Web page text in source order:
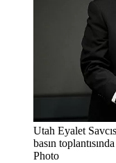
Utah Eyalet
basın
Photo